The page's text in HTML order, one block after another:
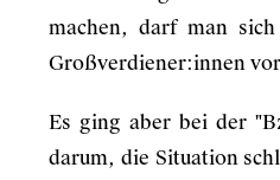
machen, darf man
Großverdiener:innen
Es ging aber bei der
darum, die Situation